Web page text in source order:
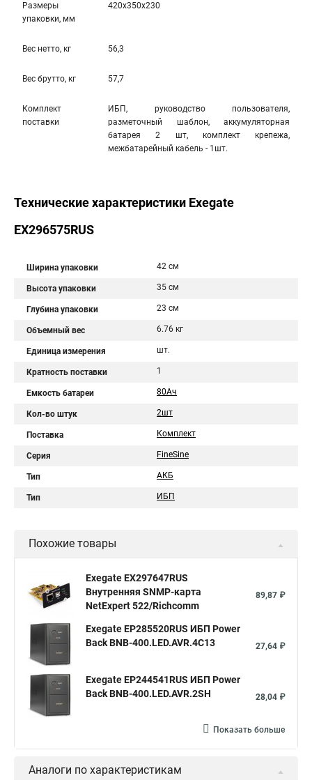
Размеры
упаковки, мм
420x350x230
Вес нетто, кг 56,3
Вес брутто, кг 57,7
Комплект
поставки
ИБП, руководство пользователя,
разметочный шаблон, аккумуляторная
батарея 2 шт, комплект крепежа,
межбатарейный кабель - 1шт.
Технические характеристики Exegate
EX296575RUS
Ширина упаковки 42 см
Высота упаковки 35 см
Глубина упаковки 23 см
Объемный вес 6.76 кг
Единица измерения шт.
Кратность поставки 1
Емкость батареи 80Aч
Кол-во штук 2шт
Поставка Комплект
Серия FineSine
Тип АКБ
Тип ИБП
Похожие товары
Exegate EX297647RUS
Внутренняя SNMP-карта
NetExpert 522/Richcomm
89,87 ₽
Exegate EP285520RUS ИБП Power
Back BNB-400.LED.AVR.4C13
27,64 ₽
Exegate EP244541RUS ИБП Power
Back BNB-400.LED.AVR.2SH
28,04 ₽
Показать больше
Аналоги по характеристикам